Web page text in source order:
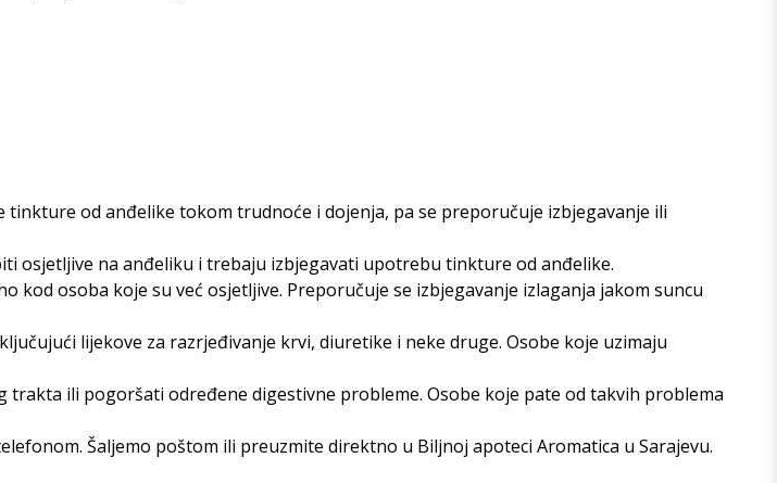
od anđelike tokom trudnoće i dojenja, pa se preporučuje izbjegavanje ili
osjetljive na anđeliku i trebaju izbjegavati upotrebu tinkture od anđelike.
kod osoba koje su već osjetljive. Preporučuje se izbjegavanje izlaganja jakom suncu
lijekove za razrjeđivanje krvi, diuretike i neke druge. Osobe koje uzimaju
trakta ili pogoršati određene digestivne probleme. Osobe koje pate od takvih problema
Šaljemo poštom ili preuzmite direktno u Biljnoj apoteci Aromatica u Sarajevu.